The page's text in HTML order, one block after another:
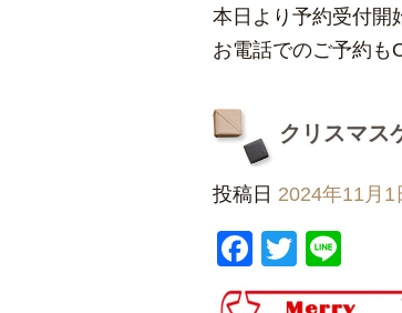
本日より予約受付開
お電話でのご予約も
クリスマス
投稿日 2024年11月1
Facebook
Twitter